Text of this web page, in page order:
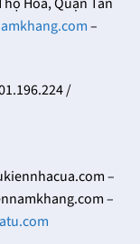
–
/
–
–